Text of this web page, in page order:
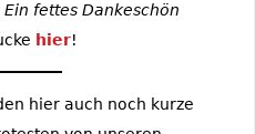
Ein fettes Dankeschön
hier!
hier auch noch kurze